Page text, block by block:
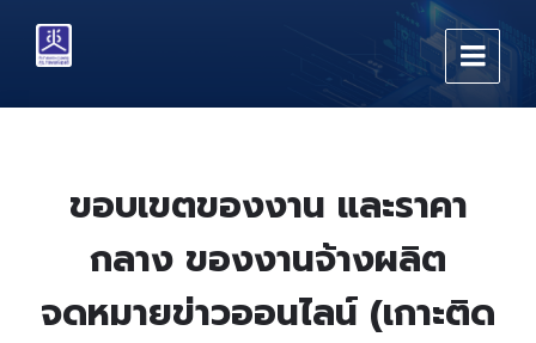
content
main
footer
ขอบเขตของงาน และราคา
กลาง ของงานจ้างผลิต
จดหมายข่าวออนไลน์ (เกาะติด